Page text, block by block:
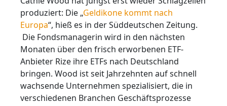
produziert: Die „Geldikone kommt nach
Europa“, hieß es in der Süddeutschen Zeitung.
Die Fondsmanagerin wird in den nächsten
Monaten über den frisch erworbenen ETF-
Anbieter Rize ihre ETFs nach Deutschland
bringen. Wood ist seit Jahrzehnten auf schnell
wachsende Unternehmen spezialisiert, die in
verschiedenen Branchen Geschäftsprozesse